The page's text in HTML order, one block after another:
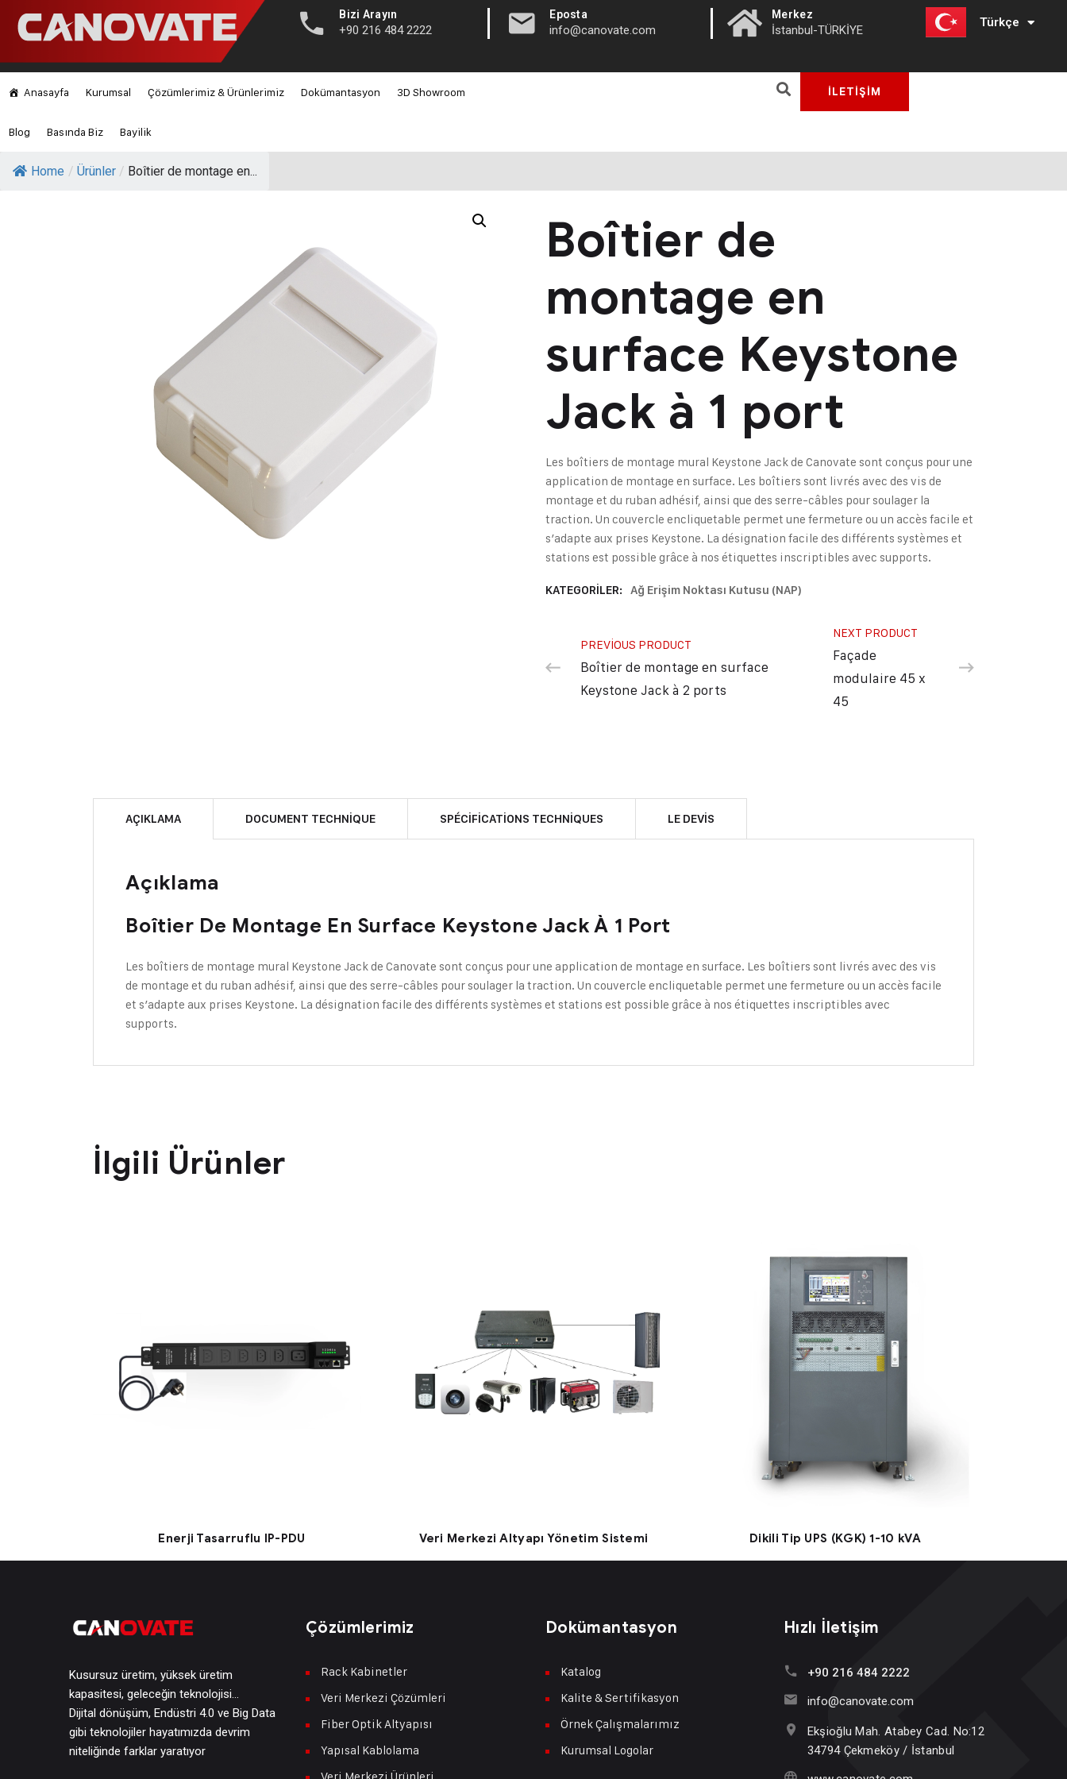
Bizi Arayın
+90 216 484 2222 | Eposta
info@canovate.com | Merkez
İstanbul-TÜRKİYE
Türkçe
English
Anasayfa Kurumsal Çözümlerimiz & Ürünlerimiz Dokümantasyon 3D Showroom
Blog Basında Biz Bayilik
İLETİŞİM
Home / Ürünler / Boîtier de montage en...
Boîtier de
montage en
surface Keystone
Jack à 1 port
Les boîtiers de montage mural Keystone Jack de Canovate sont conçus pour une
application de montage en surface. Les boîtiers sont livrés avec des vis de
montage et du ruban adhésif, ainsi que des serre-câbles pour soulager la
traction. Un couvercle encliquetable permet une fermeture ou un accès facile et
s’adapte aux prises Keystone. La désignation facile des différents systèmes et
stations est possible grâce à nos étiquettes inscriptibles avec supports.
KATEGORILER: Ağ Erişim Noktası Kutusu (NAP)
PREVIOUS PRODUCT
Boîtier de montage en surface
Keystone Jack à 2 ports
NEXT PRODUCT
Façade
modulaire 45 x
45
AÇIKLAMA DOCUMENT TECHNIQUE SPÉCIFICATIONS TECHNIQUES LE DEVIS
Açıklama
Boîtier De Montage En Surface Keystone Jack À 1 Port
Les boîtiers de montage mural Keystone Jack de Canovate sont conçus pour une application de montage en surface. Les boîtiers sont livrés avec des vis
de montage et du ruban adhésif, ainsi que des serre-câbles pour soulager la traction. Un couvercle encliquetable permet une fermeture ou un accès facile
et s’adapte aux prises Keystone. La désignation facile des différents systèmes et stations est possible grâce à nos étiquettes inscriptibles avec
supports.
İlgili Ürünler
Enerji Tasarruflu IP-PDU Veri Merkezi Altyapı Yönetim Sistemi Dikili Tip UPS (KGK) 1-10 kVA
Kusursuz üretim, yüksek üretim
kapasitesi, geleceğin teknolojisi…
Dijital dönüşüm, Endüstri 4.0 ve Big Data
gibi teknolojiler hayatımızda devrim
niteliğinde farklar yaratıyor
Çözümlerimiz
Rack Kabinetler
Veri Merkezi Çözümleri
Fiber Optik Altyapısı
Yapısal Kablolama
Dokümantasyon
Katalog
Kalite & Sertifikasyon
Örnek Çalışmalarımız
Kurumsal Logolar
Hızlı İletişim
+90 216 484 2222
info@canovate.com
Ekşioğlu Mah. Atabey Cad. No:12
34794 Çekmeköy / İstanbul